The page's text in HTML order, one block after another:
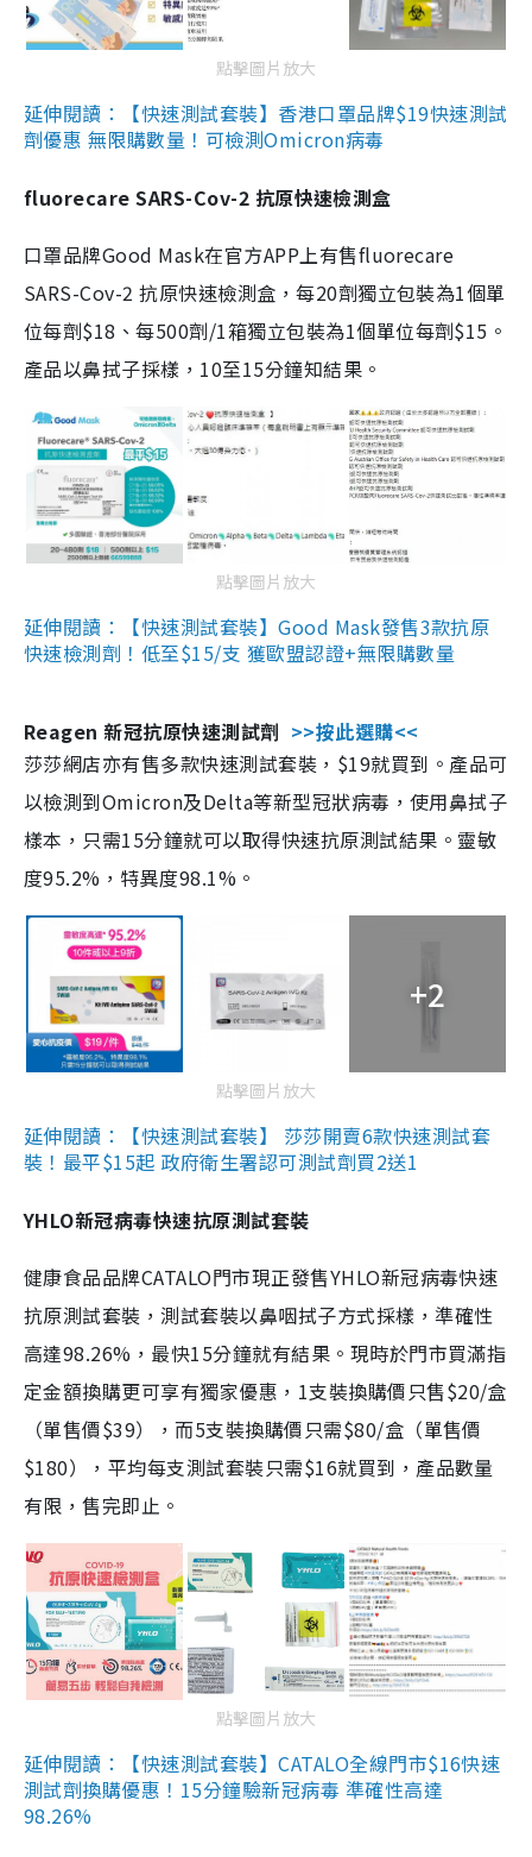
點擊圖片放大
延伸閱讀：【快速測試套裝】香港口罩品牌$19快速測試
劑優惠 無限購數量！可檢測Omicron病毒
fluorecare SARS-Cov-2 抗原快速檢測盒
口罩品牌Good Mask在官方APP上有售fluorecare
SARS-Cov-2 抗原快速檢測盒，每20劑獨立包裝為1個單
位每劑$18、每500劑/1箱獨立包裝為1個單位每劑$15。
產品以鼻拭子採樣，10至15分鐘知結果。
點擊圖片放大
延伸閱讀：【快速測試套裝】Good Mask發售3款抗原
快速檢測劑！低至$15/支 獲歐盟認證+無限購數量
Reagen 新冠抗原快速測試劑 >>按此選購<<
莎莎網店亦有售多款快速測試套裝，$19就買到。產品可
以檢測到Omicron及Delta等新型冠狀病毒，使用鼻拭子
樣本，只需15分鐘就可以取得快速抗原測試結果。靈敏
度95.2%，特異度98.1%。
+2
點擊圖片放大
延伸閱讀：【快速測試套裝】 莎莎開賣6款快速測試套
裝！最平$15起 政府衛生署認可測試劑買2送1
YHLO新冠病毒快速抗原測試套裝
健康食品品牌CATALO門市現正發售YHLO新冠病毒快速
抗原測試套裝，測試套裝以鼻咽拭子方式採樣，準確性
高達98.26%，最快15分鐘就有結果。現時於門市買滿指
定金額換購更可享有獨家優惠，1支裝換購價只售$20/盒
（單售價$39），而5支裝換購價只需$80/盒（單售價
$180），平均每支測試套裝只需$16就買到，產品數量
有限，售完即止。
點擊圖片放大
延伸閱讀：【快速測試套裝】CATALO全線門市$16快速
測試劑換購優惠！15分鐘驗新冠病毒 準確性高達
98.26%